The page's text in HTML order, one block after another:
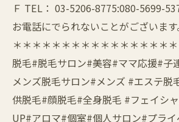
Ｆ TEL： 03-5206-8775:080-5699-
お電話にでられないことがございま
＊＊＊＊＊＊＊＊＊＊＊＊＊＊＊＊
脱毛#脱毛サロン#美容#ママ応援#子
メンズ脱毛サロン#メンズ #エステ脱
供脱毛#顔脱毛#全身脱毛 #フェイシ
UP#アロマ#個室#個人サロン#プラ